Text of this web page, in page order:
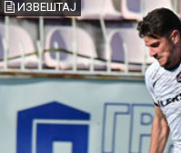
ИЗВЕШТАЈ